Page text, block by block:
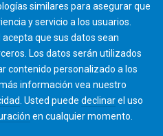
similares para asegurar que
y servicio a los usuarios.
que sus datos sean
Los datos serán utilizados
contenido personalizado a los
información vea nuestro
. Usted puede declinarel uso
en cualquier momento.